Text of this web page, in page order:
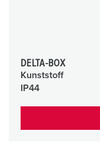
DELTA-BOX
Kunststoff
IP44